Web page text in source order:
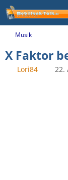
Musik
X Faktor
Lori84 22.